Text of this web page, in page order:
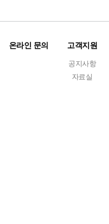
온라인 문의 고객지원
공지사항
자료실